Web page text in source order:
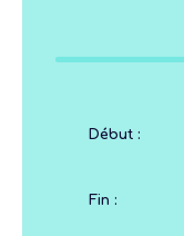
Début :
Fin :